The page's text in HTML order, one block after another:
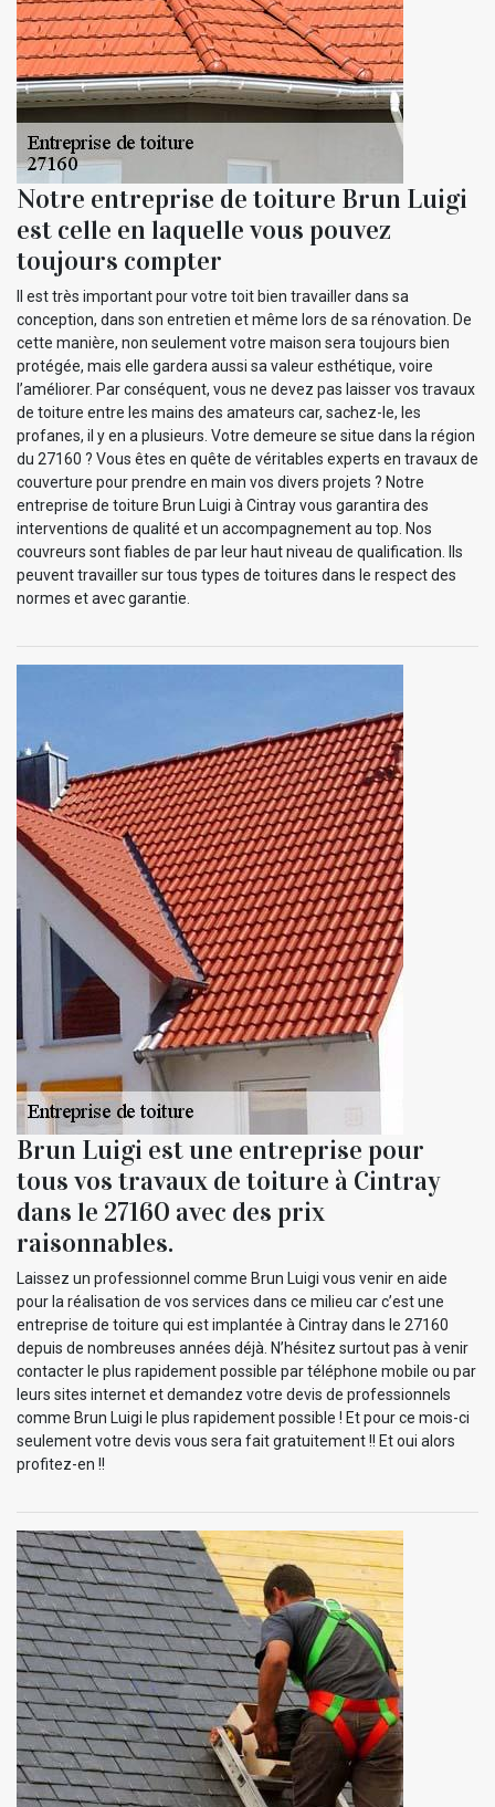
Notre entreprise de toiture Brun Luigi
est celle en laquelle vous pouvez
toujours compter
Il est très important pour votre toit bien travailler dans sa
conception, dans son entretien et même lors de sa rénovation. De
cette manière, non seulement votre maison sera toujours bien
protégée, mais elle gardera aussi sa valeur esthétique, voire
l’améliorer. Par conséquent, vous ne devez pas laisser vos travaux
de toiture entre les mains des amateurs car, sachez-le, les
profanes, il y en a plusieurs. Votre demeure se situe dans la région
du 27160 ? Vous êtes en quête de véritables experts en travaux de
couverture pour prendre en main vos divers projets ? Notre
entreprise de toiture Brun Luigi à Cintray vous garantira des
interventions de qualité et un accompagnement au top. Nos
couvreurs sont fiables de par leur haut niveau de qualification. Ils
peuvent travailler sur tous types de toitures dans le respect des
normes et avec garantie.
Brun Luigi est une entreprise pour
tous vos travaux de toiture à Cintray
dans le 27160 avec des prix
raisonnables.
Laissez un professionnel comme Brun Luigi vous venir en aide
pour la réalisation de vos services dans ce milieu car c’est une
entreprise de toiture qui est implantée à Cintray dans le 27160
depuis de nombreuses années déjà. N’hésitez surtout pas à venir
contacter le plus rapidement possible par téléphone mobile ou par
leurs sites internet et demandez votre devis de professionnels
comme Brun Luigi le plus rapidement possible ! Et pour ce mois-ci
seulement votre devis vous sera fait gratuitement !! Et oui alors
profitez-en !!